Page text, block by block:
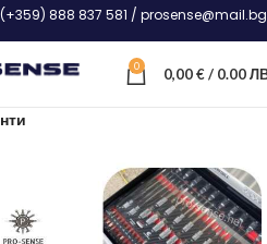
(+359) 888 837 581 / prosense@mail.bg
0 0,00€/ 0.00